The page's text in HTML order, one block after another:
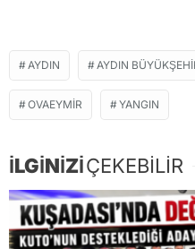
AYDIN AYDIN
OVAEYMIR YANGIN
İLGİNİZİÇEKEBİLİR